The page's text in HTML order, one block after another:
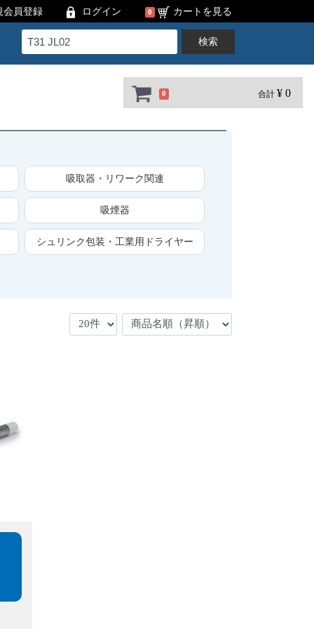
0 合計 ¥ 0
会員登録 ログイン 0 カートを見る
検索
吸取器・リワーク関連
吸煙器
シュリンク包装・工業用ドライヤー